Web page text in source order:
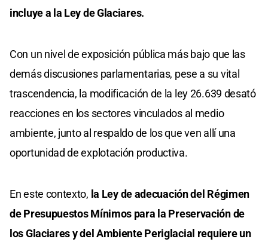
incluye a la Ley de Glaciares.
Con un nivel de exposición pública más bajo que las
demás discusiones parlamentarias, pese a su vital
trascendencia, la modificación de la ley 26.639 desató
reacciones en los sectores vinculados al medio
ambiente, junto al respaldo de los que ven allí una
oportunidad de explotación productiva.
En este contexto, la Ley de adecuación del Régimen
de Presupuestos Mínimos para la Preservación de
los Glaciares y del Ambiente Periglacial requiere un